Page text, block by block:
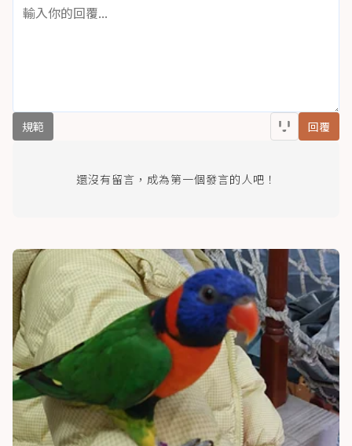
規範 回覆
還沒有留言，成為第一個發言的人吧！